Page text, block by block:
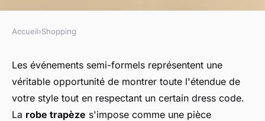
SHOPPING
Comment choisir des robes
trapèze pour des événements
semi-formels?
Accueil›Shopping
Les événements semi-formels représentent une
véritable opportunité de montrer toute l'étendue de
votre style tout en respectant un certain dress code.
La robe trapèze s'impose comme une pièce